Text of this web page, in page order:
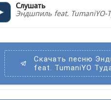
Слушать
Эндшпиль feat. TumaniYO-
Скачать песню
feat. TumaniYO